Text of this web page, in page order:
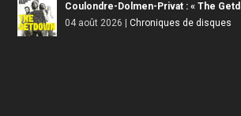
Coulondre-Dolmen-Privat : « The
04 août 2026
|Chroniques de disques